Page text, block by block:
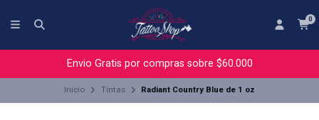
0
Envio Gratis por compras sobre $60.000
Inicio Tintas Radiant Country Blue de 1 oz